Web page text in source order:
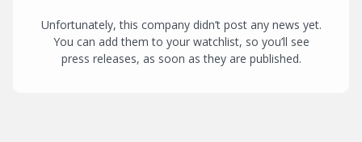
Unfortunately, this company didn’t post any news yet.
You can add them to your watchlist, so you’ll see
press releases, as soon as they are published.